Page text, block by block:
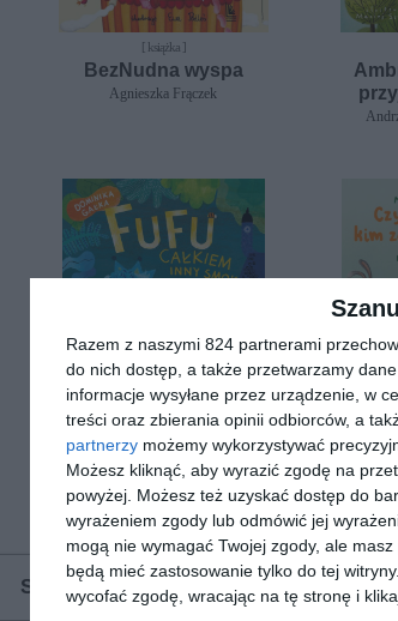
Razem z naszymi 824 partnerami
do nich dostęp, a także przetwarzamy
informacje wysyłane przez urządzenie, w
treści oraz zbierania opinii odbiorców, a
partnerzy możemy wykorzystywać
Możesz kliknąć, aby wyrazić zgodę na
powyżej. Możesz też uzyskać dostęp do
wyrażeniem zgody lub odmówić jej
mogą nie wymagać Twojej zgody, ale
będą mieć zastosowanie tylko do tej
wycofać zgodę, wracając na tę stronę i
[ książka ]
BezNudna wyspa
Agnieszka Frączek
[ książka ]
Fufu. Całkiem inny smok
Dominika Gałka
Czy
Szukasz książki, audiobooka?